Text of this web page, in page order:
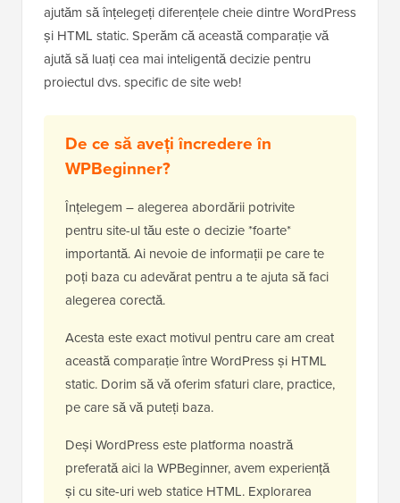
ajutăm să înțelegeți diferențele cheie dintre WordPress
și HTML static. Sperăm că această comparație vă
ajută să luați cea mai inteligentă decizie pentru
proiectul dvs. specific de site web!
De ce să aveți încredere în
WPBeginner?
Înțelegem – alegerea abordării potrivite
pentru site-ul tău este o decizie *foarte*
importantă. Ai nevoie de informații pe care te
poți baza cu adevărat pentru a te ajuta să faci
alegerea corectă.
Acesta este exact motivul pentru care am creat
această comparație între WordPress și HTML
static. Dorim să vă oferim sfaturi clare, practice,
pe care să vă puteți baza.
Deși WordPress este platforma noastră
preferată aici la WPBeginner, avem experiență
și cu site-uri web statice HTML. Explorarea